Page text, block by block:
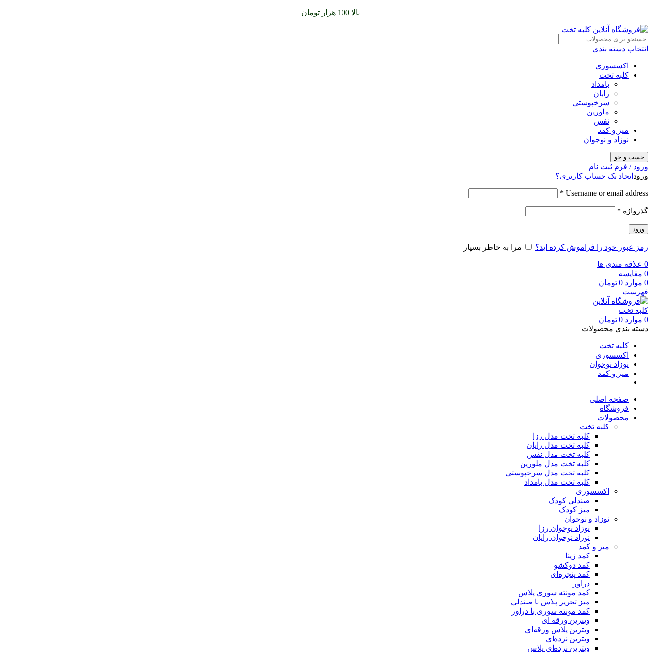
بالا 100 هزار تومان
انتخاب دسته بندی
اکسسوری
کلبه تخت
بامداد
رایان
سرخپوستی
ملورین
نفس
میز و کمد
نوزاد و نوجوان
جست و جو
ورود / فرم ثبت نام
ورود ایجاد یک حساب کاربری؟
Username or email address
*
گذرواژه *
ورود
رمز عبور خود را فراموش کرده اید؟ مرا به خاطر بسپار
0 علاقه مندی ها
0 مقایسه
0 موارد 0 تومان
فهرست
0 موارد 0 تومان
دسته بندی محصولات
کلبه تخت
اکسسوری
نوزاد نوجوان
میز و کمد
صفحه اصلی
فروشگاه
محصولات
کلبه تخت
کلبه تخت مدل رزا
کلبه تخت مدل رایان
کلبه تخت مدل نفس
کلبه تخت مدل ملورین
کلبه تخت مدل سرخپوستی
کلبه تخت مدل بامداد
اکسسوری
صندلی کودک
میز کودک
نوزاد و نوجوان
نوزاد نوجوان رزا
نوزاد نوجوان رایان
میز و کمد
کمد ژینا
کمد دوکشو
کمد پنجره‌ای
دراور
کمد مونته سوری پلاس
میز تحریر پلاس با صندلی
کمد مونته سوری با دراور
ویترین ورقه ای
ویترین پلاس ورقه‌ای
ویترین نرده‌ای
ویترین نرده‌ای پلاس